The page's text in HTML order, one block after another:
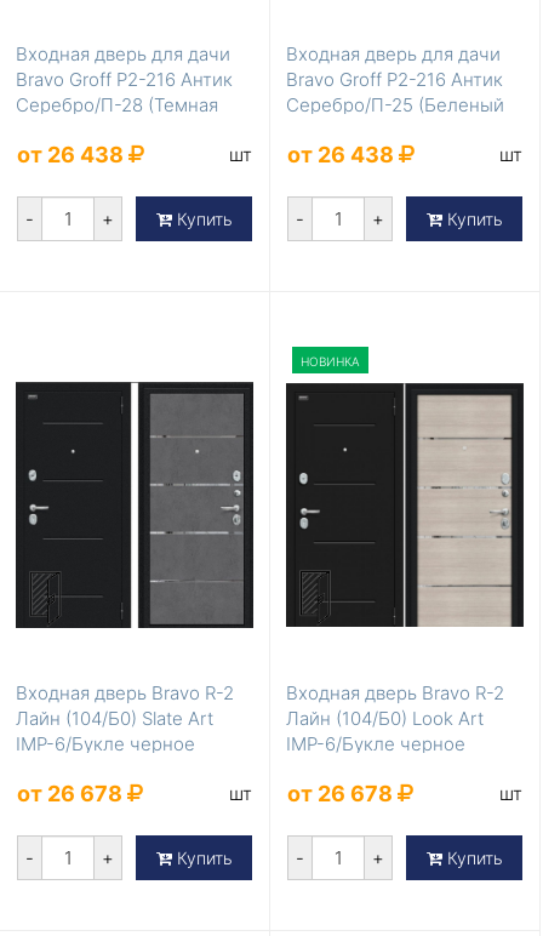
Входная дверь для дачи
Bravo Groff Р2-216 Антик
Серебро/П-28 (Темная
от 26 438 шт
- + Купить
Входная дверь для дачи
Bravo Groff Р2-216 Антик
Серебро/П-25 (Беленый
от 26 438 шт
- + Купить
Входная дверь Bravo R-2
Лайн (104/Б0) Slate Art
IMP-6/Букле черное
от 26 678 шт
- + Купить
НОВИНКА
Входная дверь Bravo R-2
Лайн (104/Б0) Look Art
IMP-6/Букле черное
от 26 678 шт
- + Купить